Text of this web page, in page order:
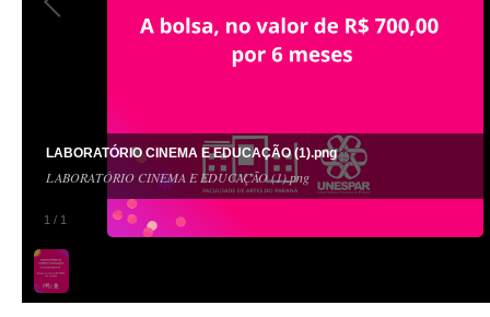
1 / 1
LABORATÓRIO CINEMA E EDUCAÇÃO (1).png
LABORATÓRIO CINEMA E EDUCAÇÃO (1).png